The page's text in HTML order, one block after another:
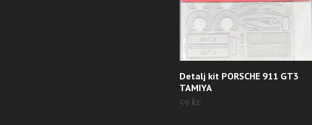
Detalj kit PORSCHE 911 GT3
TAMIYA
59 kr